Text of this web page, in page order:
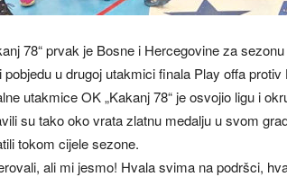
78“ prvak je Bosne i Hercegovine za
u drugoj utakmici finala Play offa
utakmice OK „Kakanj 78“ je osvojio ligu i
su tako oko vrata zlatnu medalju u svom
tokom cijele sezone.
ali mi jesmo! Hvala svima na podršci,